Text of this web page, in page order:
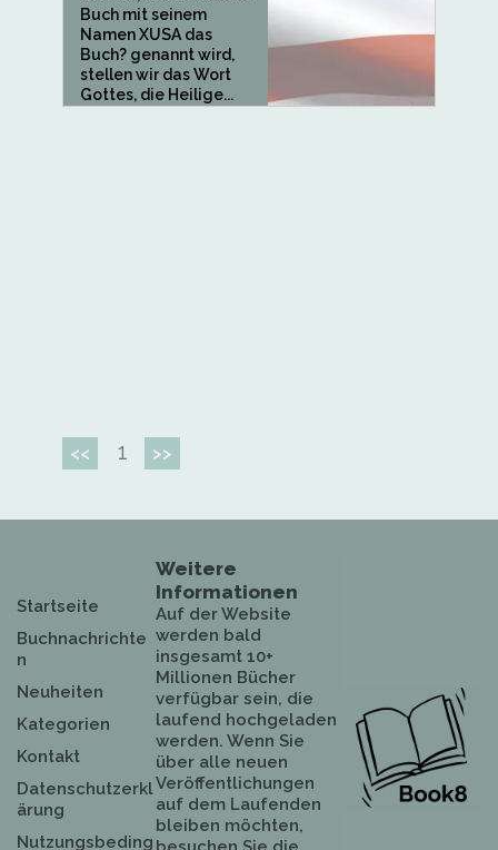
Buch mit seinem
Namen XUSA das
Buch? genannt wird,
stellen wir das Wort
Gottes, die Heilige...
<< 1 >>
Startseite
Buchnachrichte
n
Neuheiten
Kategorien
Kontakt
Datenschutzerkl
ärung
Nutzungsbeding
Weitere
Informationen
Auf der Website
werden bald
insgesamt 10+
Millionen Bücher
verfügbar sein, die
laufend hochgeladen
werden. Wenn Sie
über alle neuen
Veröffentlichungen
auf dem Laufenden
bleiben möchten,